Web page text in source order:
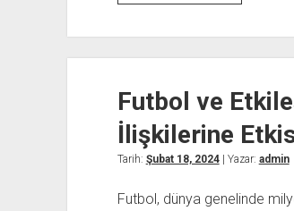
Ekran
Futbol ve
İlişkilerine
Tarih: Şubat 18, 2024| Yazar: admin
Futbol, dünya genelinde